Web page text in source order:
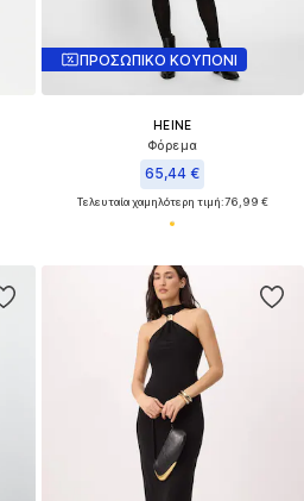
ΠΡΟΣΩΠΙΚΟ ΚΟΥΠΟΝΙ
HEINE
Φόρεμα
65,44 €
Τελευταία χαμηλότερη τιμή:76,99 €